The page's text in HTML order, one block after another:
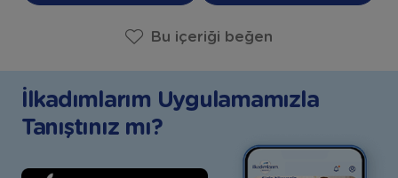
Bu içeriği beğen
İlkadımlarım Uygulamamızla
Tanıştınız mı?